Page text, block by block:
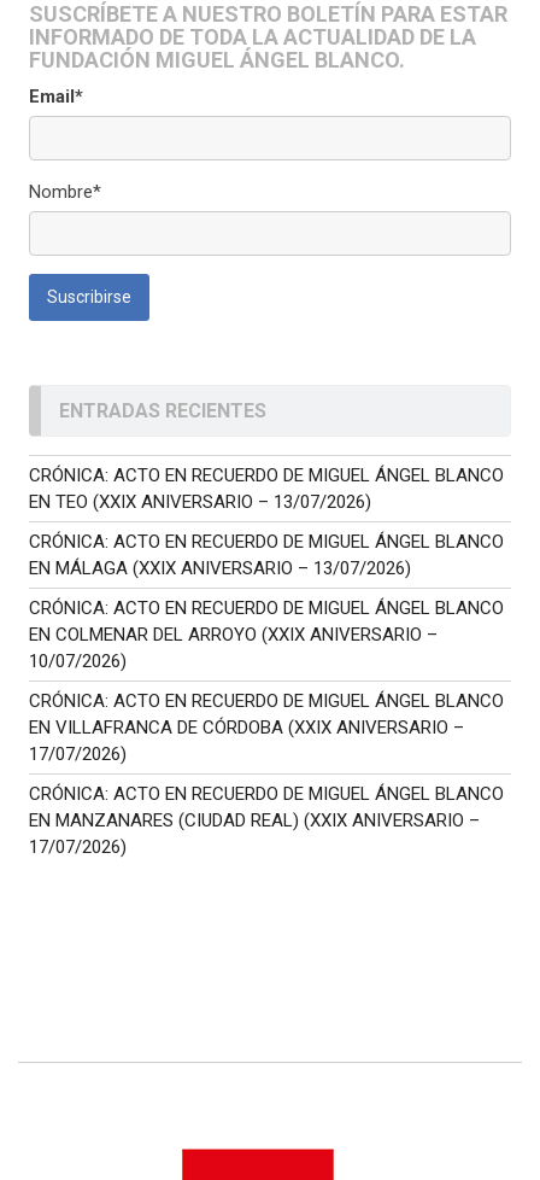
SUSCRÍBETE A NUESTRO BOLETÍN PARA ESTAR
INFORMADO DE TODA LA ACTUALIDAD DE LA
FUNDACIÓN MIGUEL ÁNGEL BLANCO.
Email*
Nombre*
ENTRADAS RECIENTES
CRÓNICA: ACTO EN RECUERDO DE MIGUEL ÁNGEL BLANCO
EN TEO (XXIX ANIVERSARIO – 13/07/2026)
CRÓNICA: ACTO EN RECUERDO DE MIGUEL ÁNGEL BLANCO
EN MÁLAGA (XXIX ANIVERSARIO – 13/07/2026)
CRÓNICA: ACTO EN RECUERDO DE MIGUEL ÁNGEL BLANCO
EN COLMENAR DEL ARROYO (XXIX ANIVERSARIO –
10/07/2026)
CRÓNICA: ACTO EN RECUERDO DE MIGUEL ÁNGEL BLANCO
EN VILLAFRANCA DE CÓRDOBA (XXIX ANIVERSARIO –
17/07/2026)
CRÓNICA: ACTO EN RECUERDO DE MIGUEL ÁNGEL BLANCO
EN MANZANARES (CIUDAD REAL) (XXIX ANIVERSARIO –
17/07/2026)